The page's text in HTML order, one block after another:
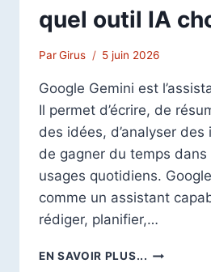
quel outil IA
ParGirus 5 juin 2026
Google Gemini est
Il permet d’écrire, de
des idées, d’analyser
de gagner du temps
usages quotidiens.
comme un assistant
rédiger, planifier,…
EN SAVOIR PLUS...